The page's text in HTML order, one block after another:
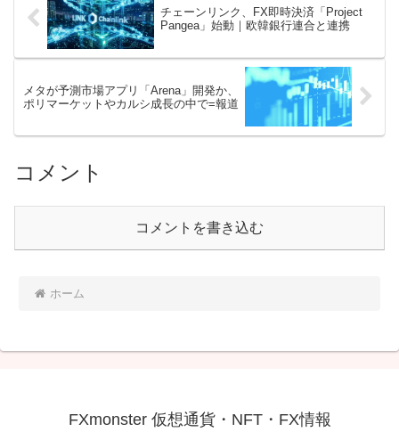
チェーンリンク、FX即時決済「Project
Pangea」始動｜欧韓銀行連合と連携
メタが予測市場アプリ「Arena」開発か、
ポリマーケットやカルシ成長の中で=報道
コメント
コメントを書き込む
ホーム
FXmonster 仮想通貨・NFT・FX情報